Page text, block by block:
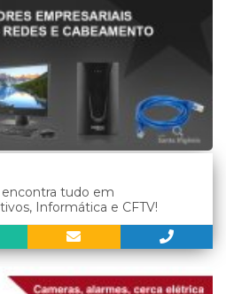
tudo em
Informática e CFTV!